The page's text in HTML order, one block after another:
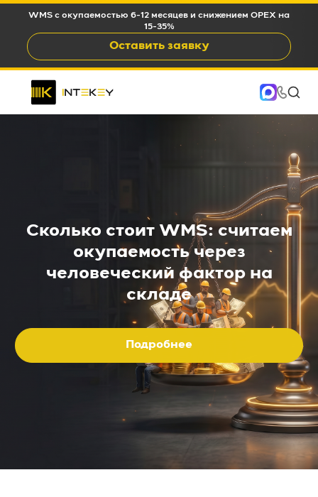
WMS c окупаемостью 6-12 месяцев и снижением OPEX на
15-35%
Оставить заявку
Сколько стоит WMS: считаем
окупаемость через
человеческий фактор на
складе
Подробнее